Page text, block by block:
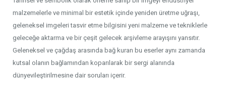
malzemelerle ve minimal bir estetik içinde yeniden üretme uğraşı,
geleneksel imgeleri tasvir etme bilgisini yeni malzeme ve tekniklerle
geleceğe aktarma ve bir çeşit gelecek arşivleme arayışını yansıtır.
Geleneksel ve çağdaş arasında bağ kuran bu eserler aynı zamanda
kutsal olanın bağlamından koparılarak bir sergi alanında
dünyevileştirilmesine dair soruları içerir.